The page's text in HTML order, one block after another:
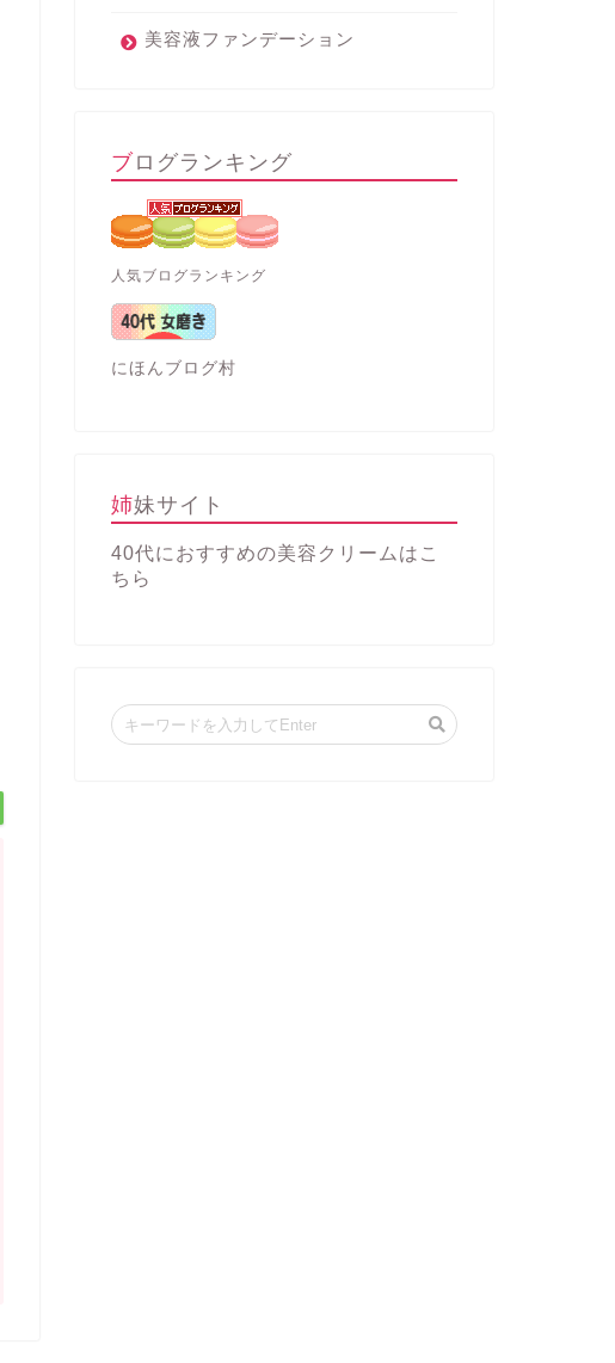
美容液ファンデーション
ブログランキング
人気ブログランキング
にほんブログ村
姉妹サイト
40代におすすめの美容クリームはこ
ちら